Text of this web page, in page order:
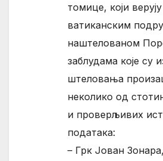
томице, који
ватиканским
наштелованом
заблудама које су
штеловања
неколико од
и проверљивих
података:
– Грк Јован